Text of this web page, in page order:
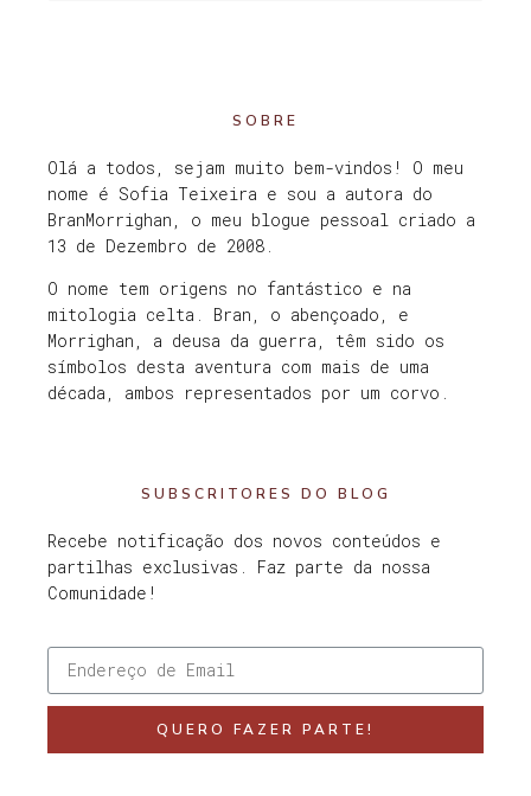
SOBRE
Olá a todos, sejam muito bem-vindos! O meu
nome é Sofia Teixeira e sou a autora do
BranMorrighan, o meu blogue pessoal criado a
13 de Dezembro de 2008.
O nome tem origens no fantástico e na
mitologia celta. Bran, o abençoado, e
Morrighan, a deusa da guerra, têm sido os
símbolos desta aventura com mais de uma
década, ambos representados por um corvo.
SUBSCRITORES DO BLOG
Recebe notificação dos novos conteúdos e
partilhas exclusivas. Faz parte da nossa
Comunidade!
QUERO FAZER PARTE!